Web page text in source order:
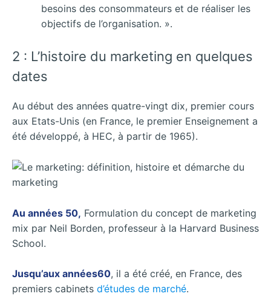
besoins des consommateurs et de réaliser les
objectifs de l’organisation. ».
2 : L’histoire du marketing en quelques
dates
Au début des années quatre-vingt dix, premier cours
aux Etats-Unis (en France, le premier Enseignement a
été développé, à HEC, à partir de 1965).
Au années 50, Formulation du concept de marketing
mix par Neil Borden, professeur à la Harvard Business
School.
Jusqu’aux années60, il a été créé, en France, des
premiers cabinets d’études de marché.